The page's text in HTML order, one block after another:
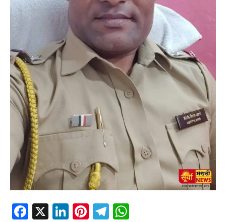
Facebook
X LinkedIn
Pinterest
Telegram